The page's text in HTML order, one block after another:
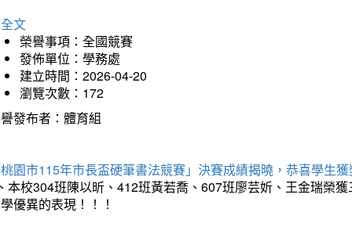
文
榮譽事項：全國競賽
發佈單位：學務處
建立時間：2026-04-20
瀏覽次數：172
發布者：體育組
園市115年市長盃硬筆書法競賽」決賽成績揭曉，恭喜學生
本校304班陳以昕、412班黃若喬、607班廖芸妡、王金瑞榮
優異的表現！！！